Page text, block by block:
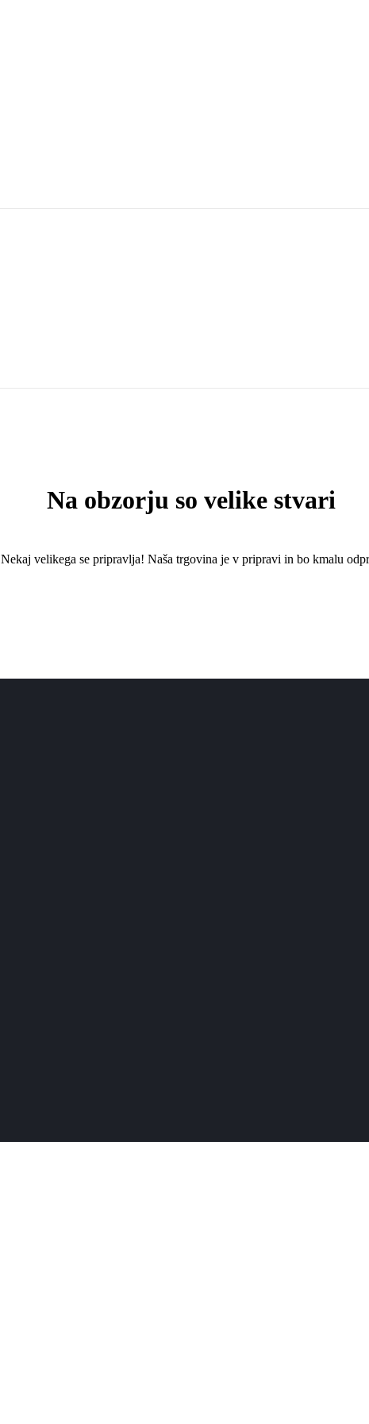
Na obzorju so velike stvari
Nekaj ​​velikega se pripravlja! Naša trgovina je v pripravi in ​​bo kmalu